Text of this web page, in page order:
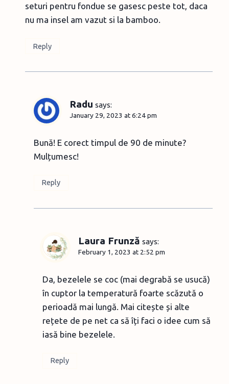
seturi pentru fondue se gasesc peste tot, daca
nu ma insel am vazut si la bamboo.
Reply
Radu says:
January 29, 2023 at 6:24 pm
Bună! E corect timpul de 90 de minute?
Mulțumesc!
Reply
Laura Frunză says:
February 1, 2023 at 2:52 pm
Da, bezelele se coc (mai degrabă se usucă)
în cuptor la temperatură foarte scăzută o
perioadă mai lungă. Mai citește și alte
rețete de pe net ca să îți faci o idee cum să
iasă bine bezelele.
Reply